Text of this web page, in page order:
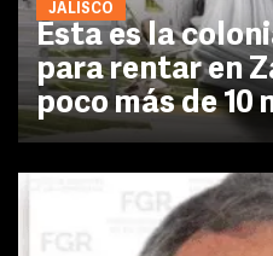
JALISCO
Esta es la
para rentar en
poco más de 10